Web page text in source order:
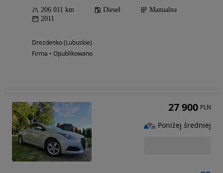
206 011 km Diesel
Manualna
2011
Drezdenko (Lubuskie)
Firma • Opublikowano
27 900 PLN
Poniżej średniej